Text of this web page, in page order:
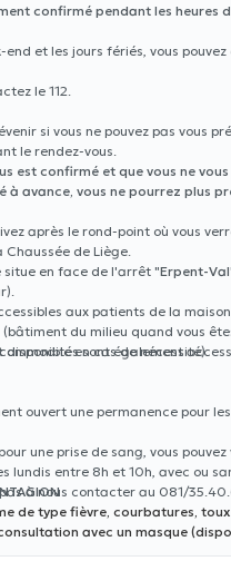
confirmé pendant les heures
end et les jours fériés, vous
le 112.
si vous ne pouvez pas vous
le rendez-vous.
est confirmé et que vous ne
à avance, vous ne pourrez plus
après le rond-point où vous
de Liège.
situe en face de l'arrêt "Erpent-Val
aux patients de la
du milieu quand vous
en cas de nécessité).
sont également
ouvert une permanence pour
une prise de sang, vous
lundis entre 8h et 10h, avec ou
à nous contacter au 081/
de type fièvre, courbatures,
avec un masque